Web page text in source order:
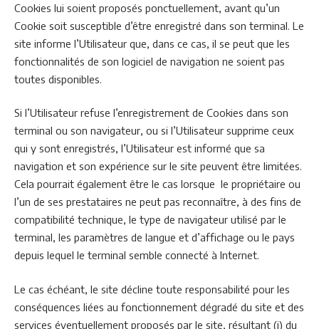
Cookies lui soient proposés ponctuellement, avant qu’un
Cookie soit susceptible d’être enregistré dans son terminal. Le
site informe l’Utilisateur que, dans ce cas, il se peut que les
fonctionnalités de son logiciel de navigation ne soient pas
toutes disponibles.
Si l’Utilisateur refuse l’enregistrement de Cookies dans son
terminal ou son navigateur, ou si l’Utilisateur supprime ceux
qui y sont enregistrés, l’Utilisateur est informé que sa
navigation et son expérience sur le site peuvent être limitées.
Cela pourrait également être le cas lorsque le propriétaire ou
l’un de ses prestataires ne peut pas reconnaître, à des fins de
compatibilité technique, le type de navigateur utilisé par le
terminal, les paramètres de langue et d’affichage ou le pays
depuis lequel le terminal semble connecté à Internet.
Le cas échéant, le site décline toute responsabilité pour les
conséquences liées au fonctionnement dégradé du site et des
services éventuellement proposés par le site, résultant (i) du